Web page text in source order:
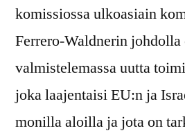
komissiossa ulkoasiain
Ferrero-Waldnerin johdolla
valmistelemassa uutta
joka laajentaisi EU:n ja
monilla aloilla ja jota on